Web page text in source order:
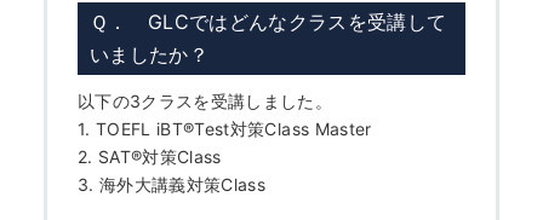
Ｑ． GLCではどんなクラスを受講して
いましたか？
以下の3クラスを受講しました。
1. TOEFL iBT®Test対策Class Master
2. SAT®対策Class
3. 海外大講義対策Class